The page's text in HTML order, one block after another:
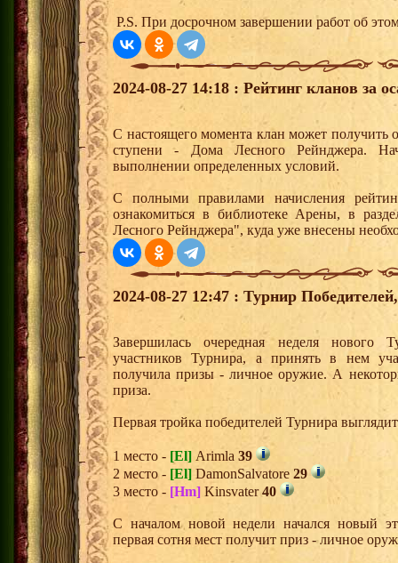
P.S. При досрочном завершении работ об
2024-08-27 14:18 : Рейтинг кланов за
С настоящего момента клан может получить
ступени - Дома Лесного Рейнджера.
выполнении определенных условий.
С полными правилами начисления
ознакомиться в библиотеке Арены, в
Лесного Рейнджера", куда уже внесены
2024-08-27 12:47 : Турнир
Завершилась очередная неделя нового
участников Турнира, а принять в нем
получила призы - личное оружие. А
приза.
Первая тройка победителей Турнира
1 место - [El] Arimla 39
2 место - [El] DamonSalvatore 29
3 место - [Hm] Kinsvater40
С началом новой недели начался новый
первая сотня мест получит приз - личное